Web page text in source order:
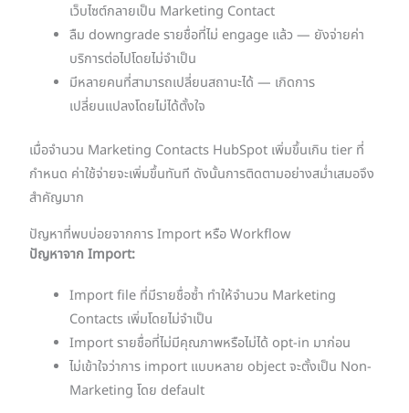
เว็บไซต์กลายเป็น Marketing Contact
ลืม downgrade รายชื่อที่ไม่ engage แล้ว — ยังจ่ายค่า
บริการต่อไปโดยไม่จำเป็น
มีหลายคนที่สามารถเปลี่ยนสถานะได้ — เกิดการ
เปลี่ยนแปลงโดยไม่ได้ตั้งใจ
เมื่อจำนวน Marketing Contacts HubSpot เพิ่มขึ้นเกิน tier ที่
กำหนด ค่าใช้จ่ายจะเพิ่มขึ้นทันที ดังนั้นการติดตามอย่างสม่ำเสมอจึง
สำคัญมาก
ปัญหาที่พบบ่อยจากการ Import หรือ Workflow
ปัญหาจาก Import:
Import file ที่มีรายชื่อซ้ำ ทำให้จำนวน Marketing
Contacts เพิ่มโดยไม่จำเป็น
Import รายชื่อที่ไม่มีคุณภาพหรือไม่ได้ opt-in มาก่อน
ไม่เข้าใจว่าการ import แบบหลาย object จะตั้งเป็น Non-
Marketing โดย default